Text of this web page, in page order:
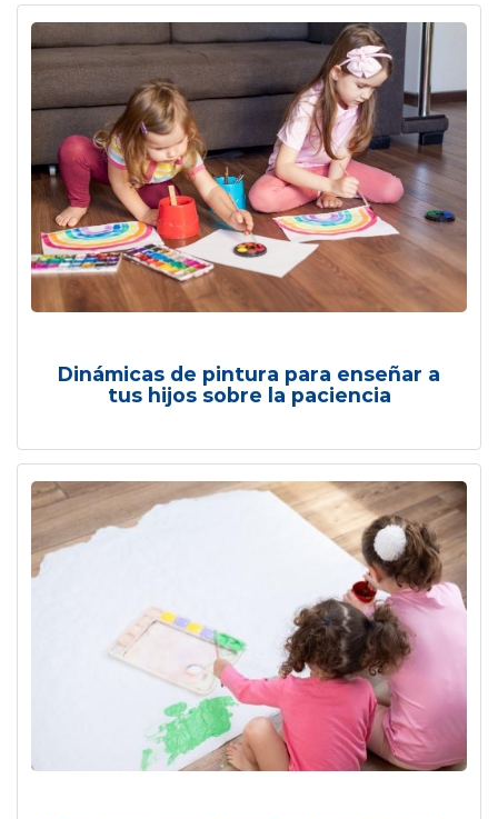
Dinámicas de pintura para enseñar a
tus hijos sobre la paciencia